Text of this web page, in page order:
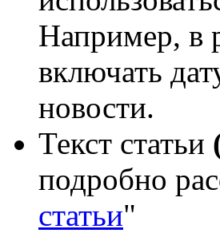
Например, в
включать
новости.
Текст статьи
подробно
статьи"